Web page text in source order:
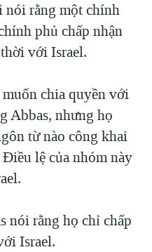
VIỆT NAM
VIỆT NAM
TỪ NÔNG THÔN MỸ
nói rằng một chính
phủ chấp nhận
với Israel.
chia quyền với
Abbas, nhưng họ
từ nào công khai
lệ của nhóm này
nói rằng họ chỉ chấp
Israel.